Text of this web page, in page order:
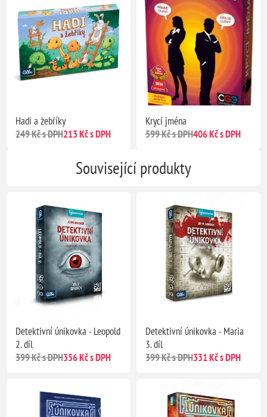
Hadi a žebříky
249 Kč s DPH213 Kč s DPH
Krycí jména
599 Kč s DPH406 Kč s DPH
Související produkty
Detektivní únikovka - Leopold
2. díl
399 Kč s DPH356 Kč s DPH
Detektivní únikovka - Maria
3. díl
399 Kč s DPH331 Kč s DPH